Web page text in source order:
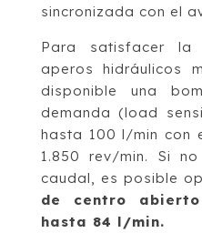
sincronizada con el
Para satisfacer la
aperos hidráulicos
disponible una
demanda (load
hasta 100 l/min con
1.850 rev/min. Si
caudal, es posible
de centro
hasta 84 l/min.